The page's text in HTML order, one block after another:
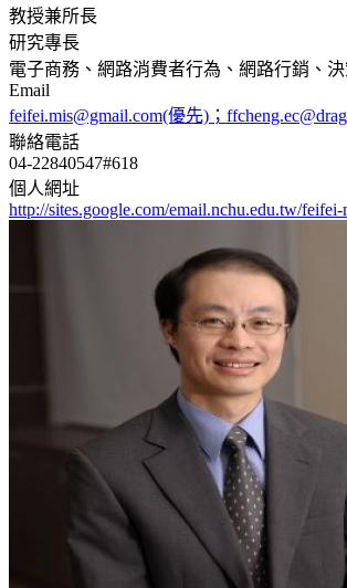
教授兼所長
研究專長
電子商務、網路消費者行為、網路行銷、
Email
feifei.mis@gmail.com(優先)；
聯絡電話
04-22840547#618
個人網址
http://sites.google.com/email.nchu.edu.tw/feifei-